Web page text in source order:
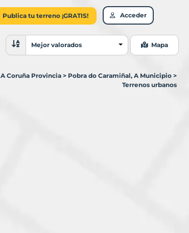
Publica tu terreno ¡GRATIS! Acceder
Ordenar resultados
Mejor valorados Mapa
A Coruña Provincia > Pobra do Caramiñal, A Municipio >
Terrenos urbanos